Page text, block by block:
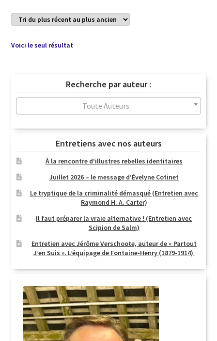
Voici le seul résultat
Recherche par auteur :
Toute Auteurs
Entretiens avec nos auteurs
À la rencontre d’illustres rebelles identitaires
Juillet 2026 – le message d’Évelyne Cotinet
Le tryptique de la criminalité démasqué (Entretien avec
Raymond H. A. Carter)
Il faut préparer la vraie alternative ! (Entretien avec
Scipion de Salm)
Entretien avec Jérôme Verschoote, auteur de « Partout
J’en Suis ». L’équipage de Fontaine-Henry (1879-1914)